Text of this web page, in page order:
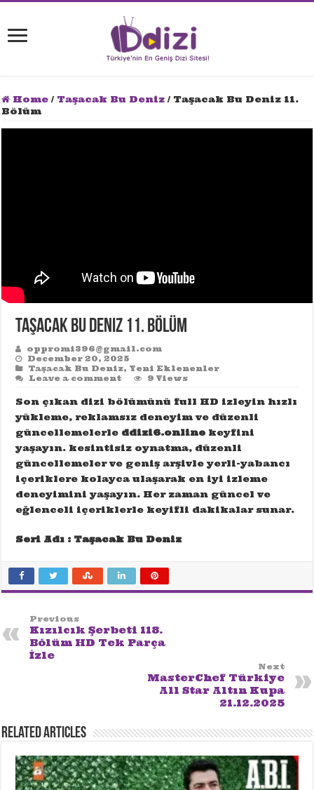
Home/ Taşacak Bu Deniz/ Taşacak Bu Deniz 11.
Bölüm
Taşacak Bu Deniz 11. Bölüm
oppromi396@gmail.com
December 20, 2025
Taşacak Bu Deniz, Yeni Eklenenler
Leave a comment
9 Views
Son çıkan dizi bölümünü full HD izleyin hızlı
yükleme, reklamsız deneyim ve düzenli
güncellemelerle ddizi6.online keyfini
yaşayın. kesintisiz oynatma, düzenli
güncellemeler ve geniş arşivle yerli-yabancı
içeriklere kolayca ulaşarak en iyi izleme
deneyimini yaşayın. Her zaman güncel ve
eğlenceli içeriklerle keyifli dakikalar sunar.
Seri Adı : Taşacak Bu Deniz
Previous
Kızılcık Şerbeti 118.
Bölüm HD Tek Parça
İzle
Next
MasterChef Türkiye
All Star Altın Kupa
21.12.2025
Related Articles